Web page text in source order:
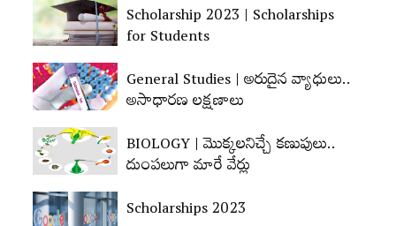
Scholarship 2023 | Scholarships
for Students
General Studies | అరుదైన వ్యాధులు..
అసాధారణ లక్షణాలు
BIOLOGY | మొక్కలనిచ్చే కణుపులు..
దుంపలుగా మారే వేర్లు
Scholarships 2023